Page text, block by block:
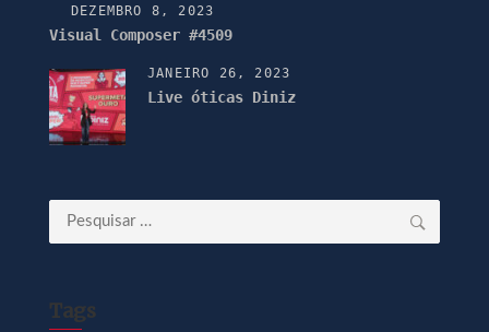
DEZEMBRO 8, 2023
Visual Composer #4509
JANEIRO 26, 2023
Live óticas Diniz
Pesquisar
por:
Tags